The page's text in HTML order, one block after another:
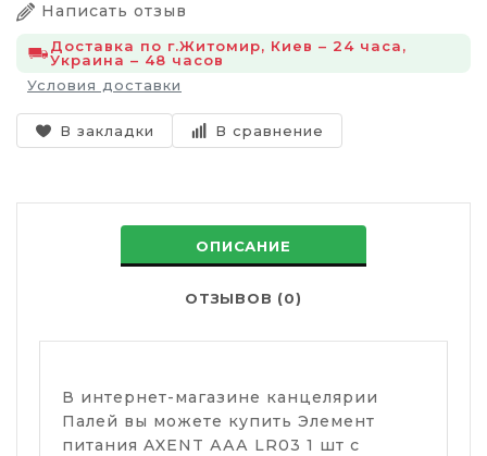
Написать отзыв
Доставка по г.Житомир, Киев – 24 часа,
Украина – 48 часов
Условия доставки
В закладки В сравнение
ОПИСАНИЕ
ОТЗЫВОВ (0)
В интернет-магазине канцелярии
Палей вы можете купить Элемент
питания AXENT ААА LR03 1 шт с